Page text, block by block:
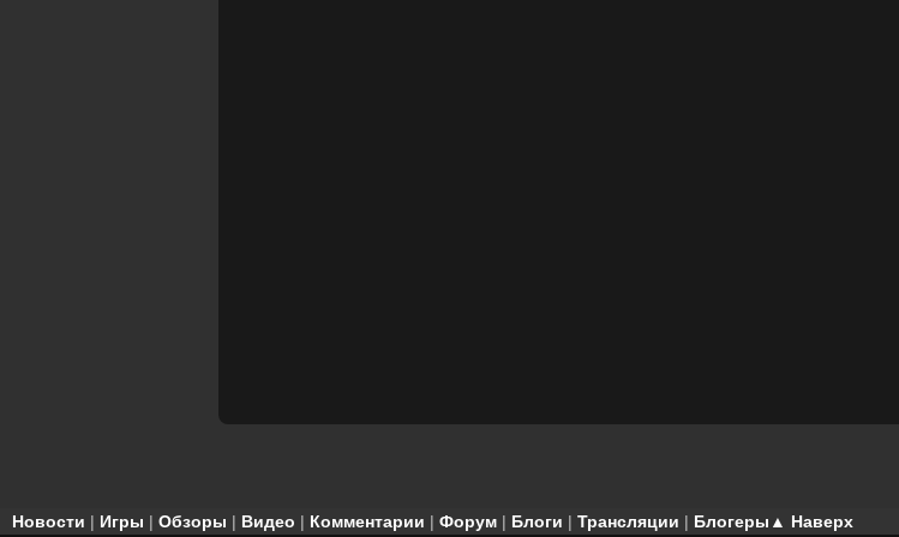
▲ Наверх
Новости | Игры | Обзоры | Видео | Комментарии | Форум | Блоги | Трансляции | Блогеры